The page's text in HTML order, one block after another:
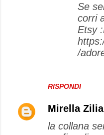
RISPONDI
Se
corri
Etsy
/
Mirella
la collana